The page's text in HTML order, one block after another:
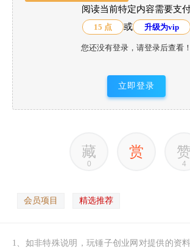
阅读当前特定内容需要支
15 点 或 升级为vip
您还没有登录，请登录后查看！
立即登录
藏
0
赏 赞
4
会员项目 精选推荐
1、如非特殊说明，玩锤子创业网对提供的资